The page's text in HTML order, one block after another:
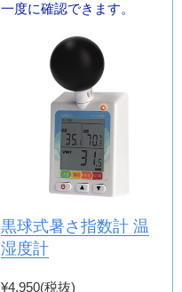
一度に確認できます。
黒球式暑さ指数計 温
湿度計
¥4,950(税抜)